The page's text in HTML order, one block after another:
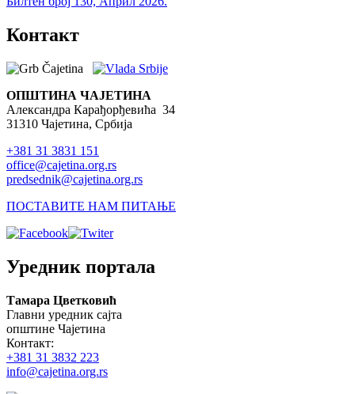
Контакт
ОПШТИНА ЧАЈЕТИНА
Александра Карађорђевића 34
31310 Чајетина, Србија
+381 31 3831 151
office@cajetina.org.rs
predsednik@cajetina.org.rs
ПОСТАВИТЕ НАМ ПИТАЊЕ
Уредник портала
Тамара Цветковић
Главни уредник сајта
општине Чајетина
Контакт:
+381 31 3832 223
info@cajetina.org.rs